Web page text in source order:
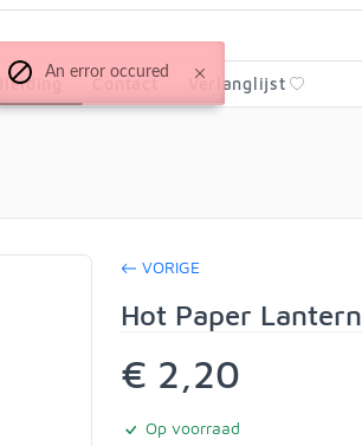
Contact Verlanglijst
VORIGE
Hot Paper Lantern
€ 2,20
Op voorraad
An error occured